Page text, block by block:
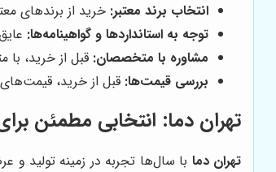
انتخاب برند معتبر: خرید از برندهای
توجه به استانداردها و گواهینامه‌ها:
مشاوره با متخصصان: قبل از خرید،
بررسی قیمت‌ها: قبل از خرید،
تهران دما: انتخابی مطمئن
تهران دما با سال‌ها تجربه در زمینه تولید